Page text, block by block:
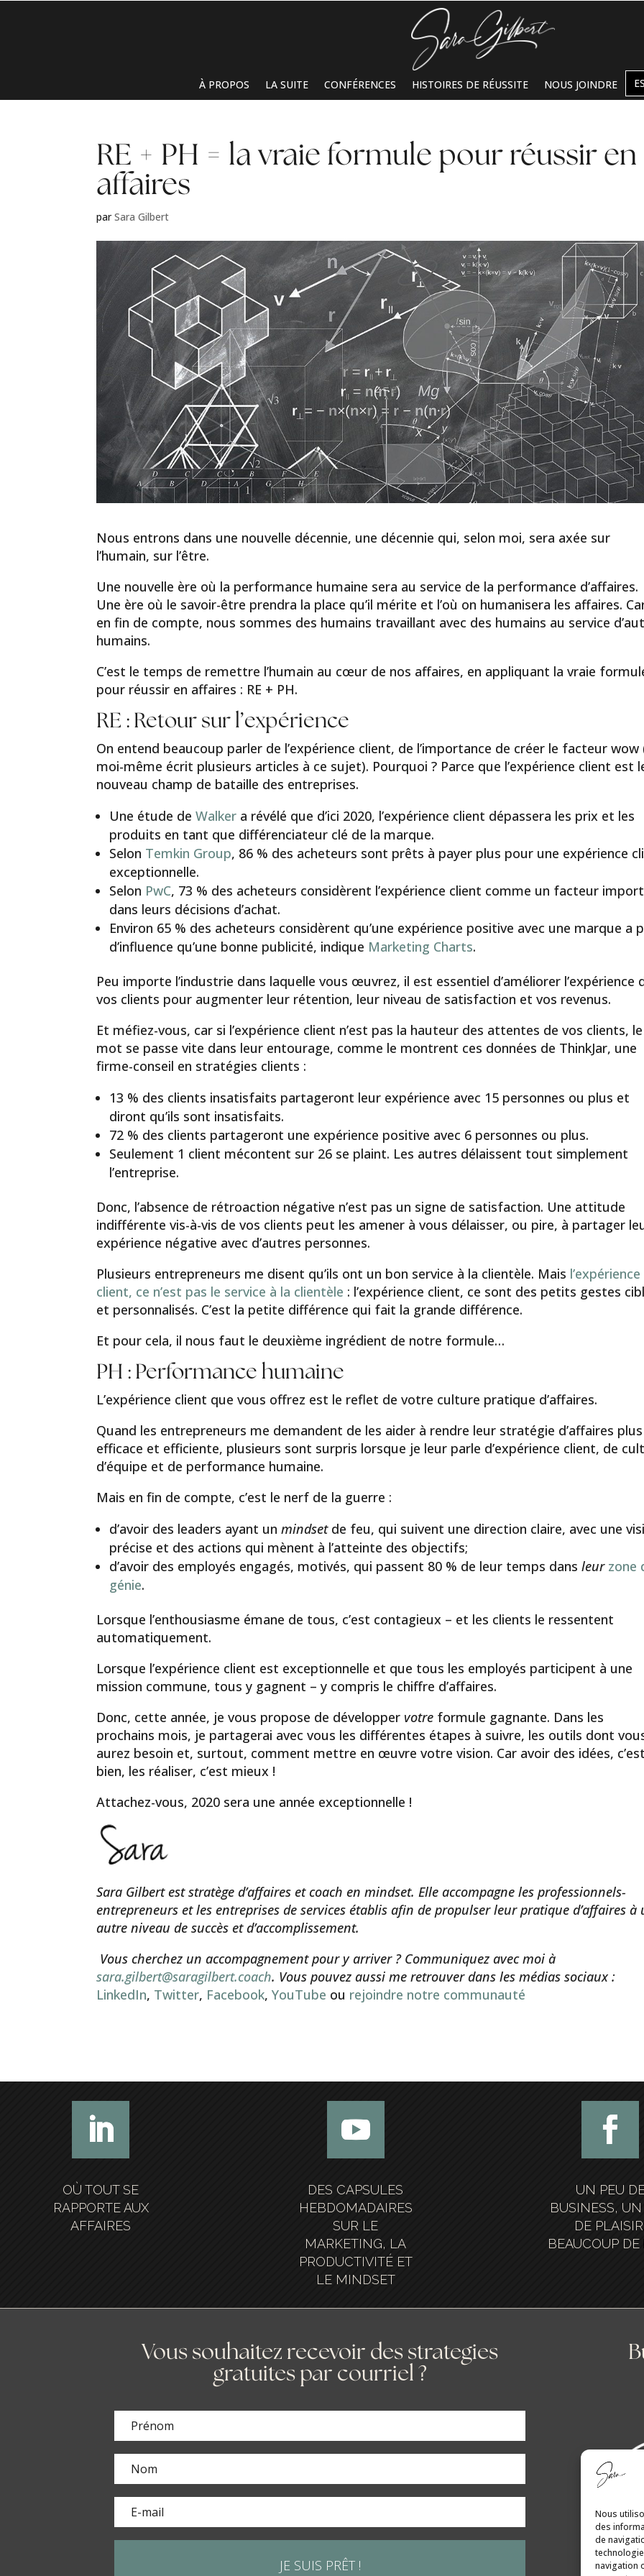
Nous
des
de
navigation
À PROPOS LA SUITE CONFÉRENCES HISTOIRES DE RÉUSSITE NOUS JOINDRE
RE + PH = la vraie formule pour réussir en
affaires
parSara Gilbert
Nous entrons dans une nouvelle décennie, une décennie qui, selon moi, sera axée sur
l’humain, sur l’être.
Une nouvelle ère où la performance humaine sera au service de la performance d’affaires.
Une ère où le savoir-être prendra la place qu’il mérite et l’où on humanisera les affaires.
en fin de compte, nous sommes des humains travaillant avec des humains au service
humains.
C’est le temps de remettre l’humain au cœur de nos affaires, en appliquant la vraie
pour réussir en affaires : RE + PH.
RE : Retour sur l’expérience
On entend beaucoup parler de l’expérience client, de l’importance de créer le facteur wow
moi-même écrit plusieurs articles à ce sujet). Pourquoi ? Parce que l’expérience client est
nouveau champ de bataille des entreprises.
Une étude deWalker a révélé que d’ici 2020, l’expérience client dépassera les prix et les
produits en tant que différenciateur clé de la marque.
Selon Temkin Group, 86 % des acheteurs sont prêts à payer plus pour une expérience
exceptionnelle.
Selon PwC, 73 % des acheteurs considèrent l’expérience client comme un facteur
dans leurs décisions d’achat.
Environ 65 % des acheteurs considèrent qu’une expérience positive avec une marque a
d’influence qu’une bonne publicité, indique Marketing Charts.
Peu importe l’industrie dans laquelle vous œuvrez, il est essentiel d’améliorer l’expérience
vos clients pour augmenter leur rétention, leur niveau de satisfaction et vos revenus.
Et méfiez-vous, car si l’expérience client n’est pas la hauteur des attentes de vos clients, le
mot se passe vite dans leur entourage, comme le montrent ces données de ThinkJar, une
firme-conseil en stratégies clients :
13 % des clients insatisfaits partageront leur expérience avec 15 personnes ou plus et
diront qu’ils sont insatisfaits.
72 % des clients partageront une expérience positive avec 6 personnes ou plus.
Seulement 1 client mécontent sur 26 se plaint. Les autres délaissent tout simplement
l’entreprise.
Donc, l’absence de rétroaction négative n’est pas un signe de satisfaction. Une attitude
indifférente vis-à-vis de vos clients peut les amener à vous délaisser, ou pire, à partager
expérience négative avec d’autres personnes.
Plusieurs entrepreneurs me disent qu’ils ont un bon service à la clientèle. Mais l’expérience
client, ce n’est pas le service à la clientèle : l’expérience client, ce sont des petits gestes
et personnalisés. C’est la petite différence qui fait la grande différence.
Et pour cela, il nous faut le deuxième ingrédient de notre formule…
PH : Performance humaine
L’expérience client que vous offrez est le reflet de votre culture pratique d’affaires.
Quand les entrepreneurs me demandent de les aider à rendre leur stratégie d’affaires plus
efficace et efficiente, plusieurs sont surpris lorsque je leur parle d’expérience client, de
d’équipe et de performance humaine.
Mais en fin de compte, c’est le nerf de la guerre :
d’avoir des leaders ayant unmindsetde feu, qui suivent une direction claire, avec une
précise et des actions qui mènent à l’atteinte des objectifs;
d’avoir des employés engagés, motivés, qui passent 80 % de leur temps dansleur zone
génie.
Lorsque l’enthousiasme émane de tous, c’est contagieux – et les clients le ressentent
automatiquement.
Lorsque l’expérience client est exceptionnelle et que tous les employés participent à une
mission commune, tous y gagnent – y compris le chiffre d’affaires.
Donc, cette année, je vous propose de développer votre formule gagnante. Dans les
prochains mois, je partagerai avec vous les différentes étapes à suivre, les outils dont
aurez besoin et, surtout, comment mettre en œuvre votre vision. Car avoir des idées, c’est
bien, les réaliser, c’est mieux !
Attachez-vous, 2020 sera une année exceptionnelle !
Sara Gilbert est stratège d’affaires et coach en mindset. Elle accompagne les professionnels-
entrepreneurs et les entreprises de services établis afin de propulser leur pratique d’affaires à
autre niveau de succès et d’accomplissement.
Vous cherchez un accompagnement pour y arriver ? Communiquez avec moi à
sara.gilbert@saragilbert.coach. Vous pouvez aussi me retrouver dans les médias sociaux :
LinkedIn, Twitter, Facebook,YouTube ou rejoindre notre communauté
OÙ TOUT SE
RAPPORTE AUX
AFFAIRES
DES CAPSULES
HEBDOMADAIRES
SUR LE
MARKETING, LA
PRODUCTIVITÉ ET
LE MINDSET
UN PEU
BUSINESS, UN
DE
BEAUCOUP DE
Vous souhaitez recevoir des strategies
gratuites par courriel ?
JE SUIS PRÊT !